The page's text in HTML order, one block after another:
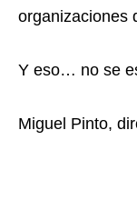
organizaciones
Y eso… no se
Miguel Pinto,